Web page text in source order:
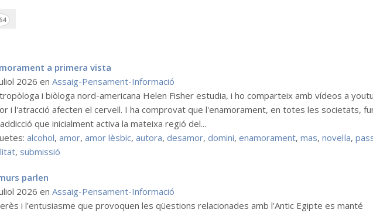
a primera vista
2026 en Assaig-Pensament-Informació
i biòloga nord-americana Helen Fisher estudia, i ho comparteix amb vídeos a
i l'atracció afecten el cervell. I ha comprovat que l'enamorament, en totes les societats,
que inicialment activa la mateixa regió del...
alcohol, amor, amor lèsbic, autora, desamor, domini, enamorament, mas, novel·la,
, submissió
parlen
2026 en Assaig-Pensament-Informació
i l’entusiasme que provoquen les qüestions relacionades amb l’Antic Egipte es manté